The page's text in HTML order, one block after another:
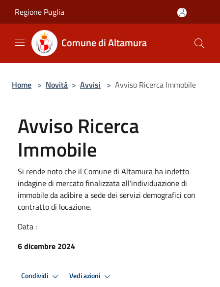
Regione Puglia
Comune di Altamura
Home > Novità > Avvisi > Avviso Ricerca Immobile
Avviso Ricerca
Immobile
Si rende noto che il Comune di Altamura ha indetto
indagine di mercato finalizzata all'individuazione di
immobile da adibire a sede dei servizi demografici con
contratto di locazione.
Data :
6 dicembre 2024
Condividi Vedi azioni